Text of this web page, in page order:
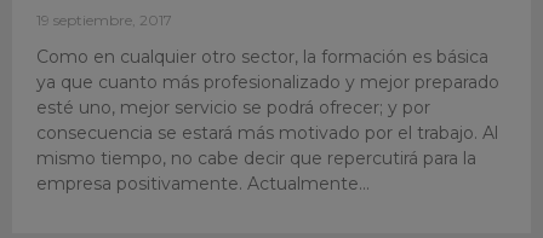
19 septiembre, 2017
Como en cualquier otro sector, la formación es básica
ya que cuanto más profesionalizado y mejor preparado
esté uno, mejor servicio se podrá ofrecer; y por
consecuencia se estará más motivado por el trabajo. Al
mismo tiempo, no cabe decir que repercutirá para la
empresa positivamente. Actualmente